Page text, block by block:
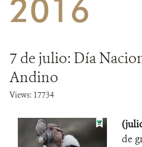
2016
7 de julio: Día
Andino
Views: 17734
de